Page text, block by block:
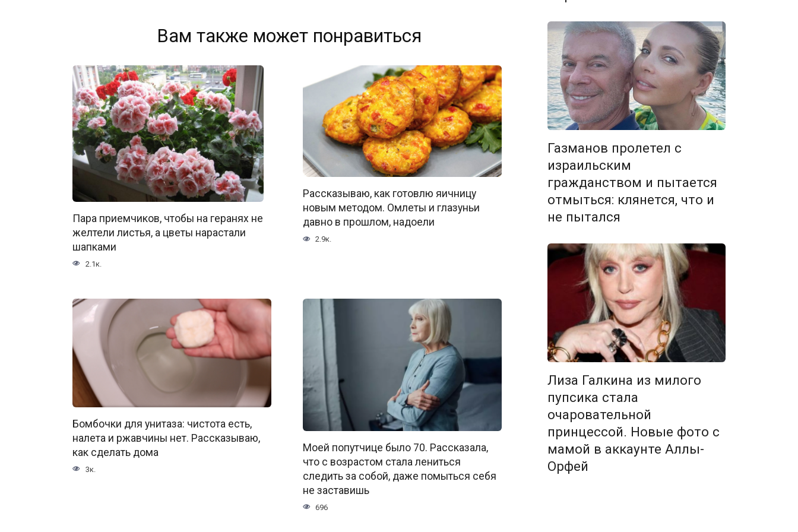
Вам также может понравиться
Пара приемчиков, чтобы на геранях не
желтели листья, а цветы нарастали
шапками
2.1к.
Рассказываю, как готовлю яичницу
новым методом. Омлеты и глазуньи
давно в прошлом, надоели
2.9к.
Бомбочки для унитаза: чистота есть,
налета и ржавчины нет. Рассказываю,
как сделать дома
3к.
Моей попутчице было 70. Рассказала,
что с возрастом стала лениться
следить за собой, даже помыться себя
не заставишь
696
Газманов пролетел с
израильским
гражданством и пытается
отмыться: клянется, что и
не пытался
Лиза Галкина из милого
пупсика стала
очаровательной
принцессой. Новые фото с
мамой в аккаунте Аллы-
Орфей